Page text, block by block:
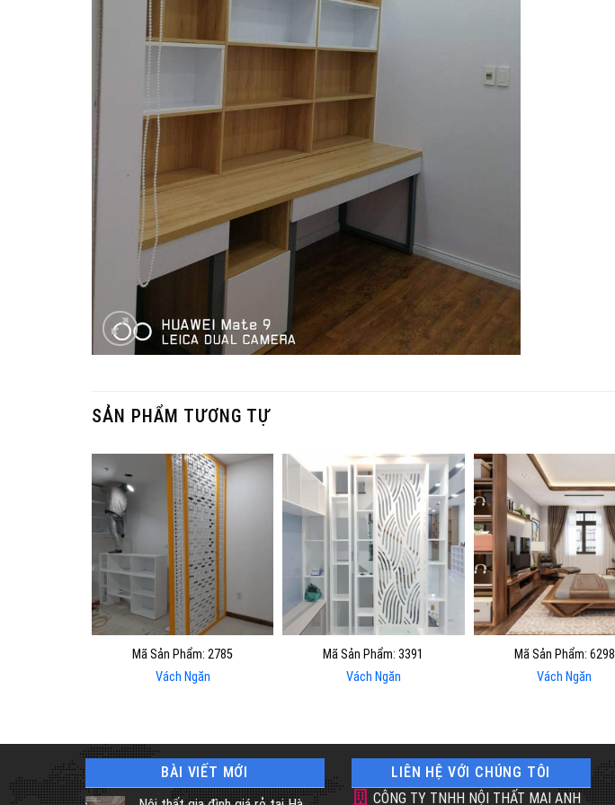
SẢN PHẨM TƯƠNG TỰ
Mã Sản Phẩm: 2785
Vách Ngăn
Mã Sản Phẩm: 3391
Vách Ngăn
Mã Sản Phẩm: 6298
Vách Ngăn
BÀI VIẾT MỚI
LIÊN HỆ VỚI CHÚNG TÔI
CÔNG TY TNHH NỘI THẤT MAI ANH